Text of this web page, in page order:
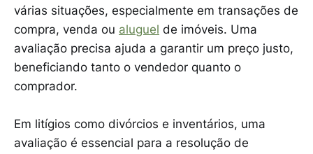
várias situações, especialmente em transações de
compra, venda ou aluguel de imóveis. Uma
avaliação precisa ajuda a garantir um preço justo,
beneficiando tanto o vendedor quanto o
comprador.
Em litígios como divórcios e inventários, uma
avaliação é essencial para a resolução de